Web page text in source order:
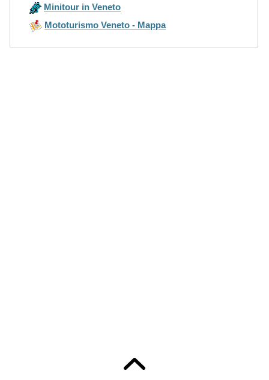
Minitour in Veneto
Mototurismo Veneto - Mappa